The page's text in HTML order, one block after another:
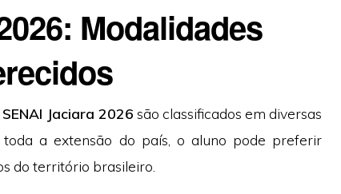
Modalidades
SENAI Jaciara 2026 são classificados em diversas
toda a extensão do país, o aluno pode preferir
do território brasileiro.